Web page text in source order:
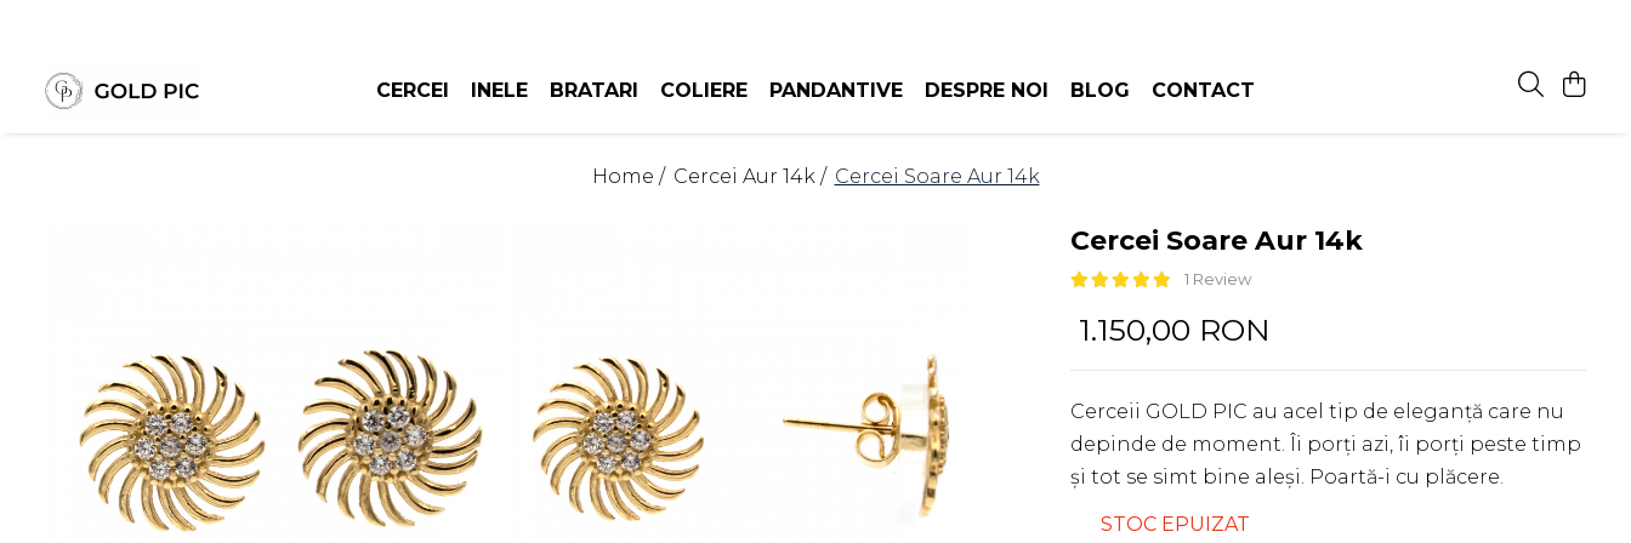
CERCEI INELE BRATARI COLIERE PANDANTIVE DESPRE NOI BLOG CONTACT
Home / Cercei Aur 14k / Cercei Soare Aur 14k
Cercei Soare Aur 14k
1 Review
1.150,00 RON
Cerceii GOLD PIC au acel tip de eleganță care nu
depinde de moment. Îi porți azi, îi porți peste timp
și tot se simt bine aleși. Poartă-i cu plăcere.
STOC EPUIZAT